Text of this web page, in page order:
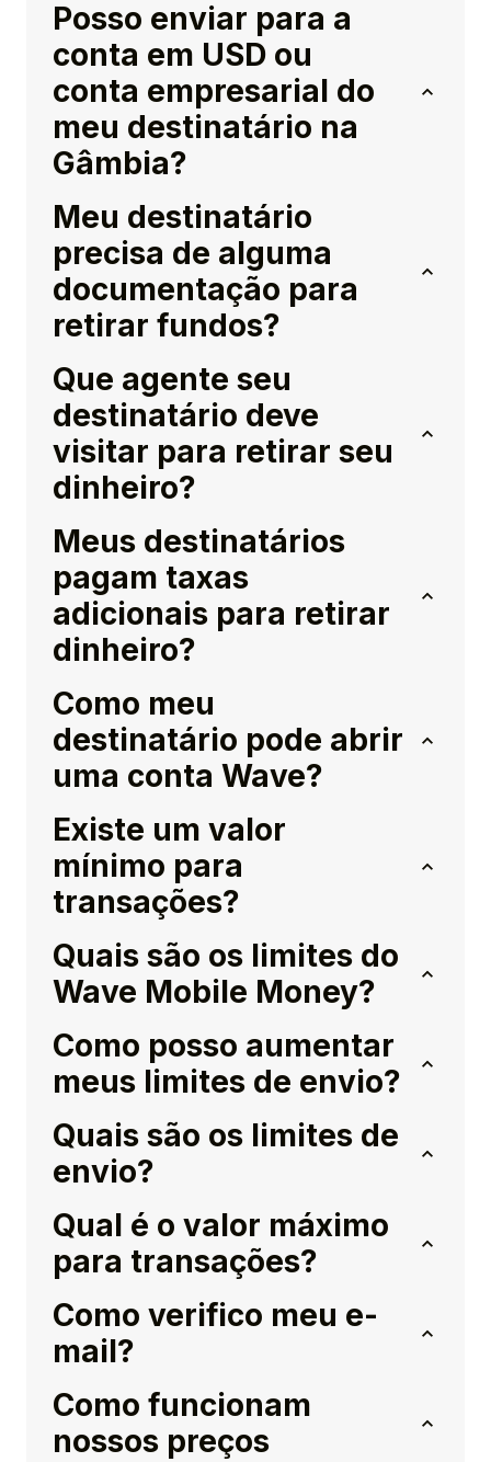
Posso enviar para a
conta em USD ou
conta empresarial do
meu destinatário na
Gâmbia?
Meu destinatário
precisa de alguma
documentação para
retirar fundos?
Que agente seu
destinatário deve
visitar para retirar seu
dinheiro?
Meus destinatários
pagam taxas
adicionais para retirar
dinheiro?
Como meu
destinatário pode abrir
uma conta Wave?
Existe um valor
mínimo para
transações?
Quais são os limites do
Wave Mobile Money?
Como posso aumentar
meus limites de envio?
Quais são os limites de
envio?
Qual é o valor máximo
para transações?
Como verifico meu e-
mail?
Como funcionam
nossos preços